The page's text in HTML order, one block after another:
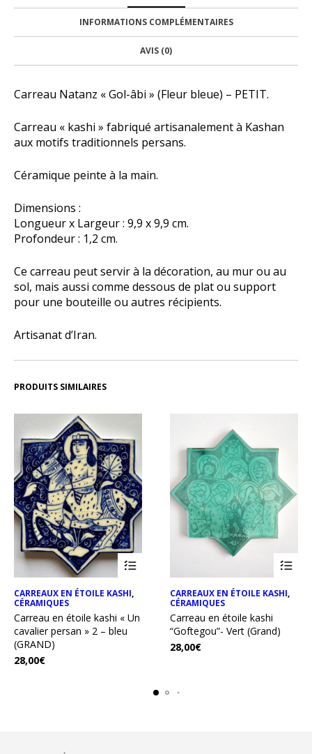
INFORMATIONS COMPLÉMENTAIRES
AVIS (0)
Carreau Natanz « Gol-âbi » (Fleur bleue) – PETIT.
Carreau « kashi » fabriqué artisanalement à Kashan
aux motifs traditionnels persans.
Céramique peinte à la main.
Dimensions :
Longueur x Largeur : 9,9 x 9,9 cm.
Profondeur : 1,2 cm.
Ce carreau peut servir à la décoration, au mur ou au
sol, mais aussi comme dessous de plat ou support
pour une bouteille ou autres récipients.
Artisanat d’Iran.
PRODUITS SIMILAIRES
CARREAUX EN ÉTOILE KASHI,
CÉRAMIQUES
Carreau en étoile kashi « Un
cavalier persan » 2 – bleu
(GRAND)
28,00€
CARREAUX EN ÉTOILE KASHI,
CÉRAMIQUES
Carreau en étoile kashi
“Goftegou”- Vert (Grand)
28,00€